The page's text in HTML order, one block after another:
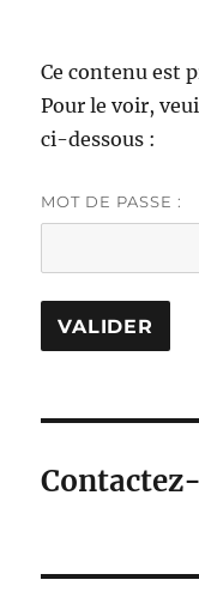
Ce contenu est
Pour le voir,
ci-dessous :
MOT DE PASSE :